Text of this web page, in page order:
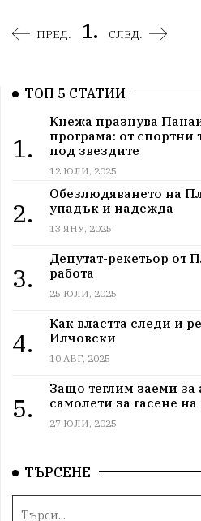
ПРЕД. 1. СЛЕД.
ТОП 5 СТАТИИ
1.
Кнежа празнува
програма: от
под звездите
12 ЮЛИ, 2025
2.
Обезлюдяването на
упадък и надежда
13 ЯНУ, 2025
3.
Депутат-рекетьор от
работа
25 ЮЛИ, 2025
4.
Как властта следи и
Илчовски
10 АВГ, 2025
5.
Защо теглим заеми за
самолети за гасене
27 ЮЛИ, 2025
ТЪРСЕНЕ